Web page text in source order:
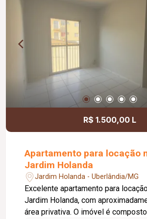
proporcionando mais praticidade e
a equipe. Para completar, dispõe
garagem, oferecendo comodidade
colaboradores, clientes e
excelente oportunidade para quem
imóvel versátil, bem localizado e
receber sua empresa.
R$ 1.500,00 L
Apartamento para locação
Jardim Holanda
Jardim Holanda - Uberlândia/MG
Excelente apartamento para
Jardim Holanda, com
área privativa. O imóvel é